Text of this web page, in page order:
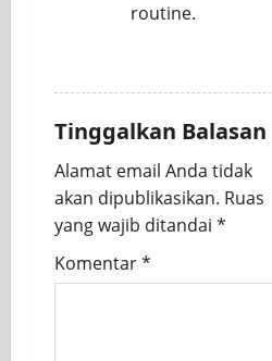
routine.
Tinggalkan Balasan
Alamat email Anda tidak
akan dipublikasikan. Ruas
yang wajib ditandai *
Komentar*